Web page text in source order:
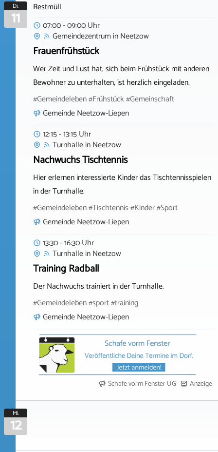
Di.
11
Restmüll
07:00 - 09:00 Uhr
GemeindezentruminNeetzow
Frauenfrühstück
Wer Zeit und Lust hat, sich beim Frühstück mit anderen
Bewohner zu unterhalten, ist herzlich eingeladen.
#Gemeindeleben #Frühstück #Gemeinschaft
Gemeinde Neetzow-Liepen
12:15 - 13:15 Uhr
TurnhalleinNeetzow
Nachwuchs Tischtennis
Hier erlernen interessierte Kinder das Tischtennisspielen
in der Turnhalle.
#Gemeindeleben #Tischtennis #Kinder #Sport
Gemeinde Neetzow-Liepen
13:30 - 16:30 Uhr
TurnhalleinNeetzow
Training Radball
Der Nachwuchs trainiert in der Turnhalle.
#Gemeindeleben #sport #training
Gemeinde Neetzow-Liepen
Schafe vorm Fenster UG Anzeige
Mi.
12